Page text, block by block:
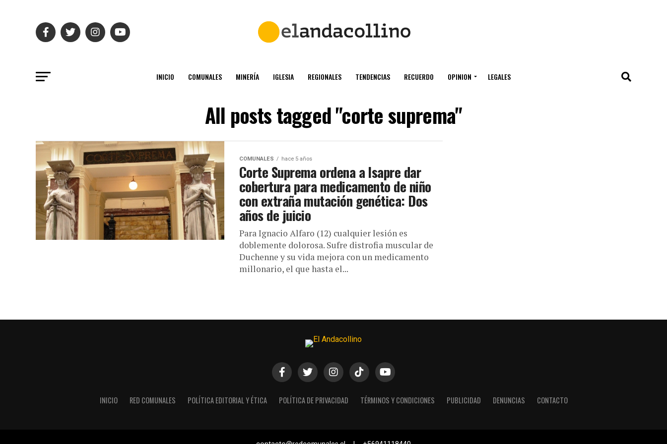
INICIO COMUNALES MINERÍA IGLESIA REGIONALES TENDENCIAS RECUERDO OPINION LEGALES
All posts tagged "corte suprema"
COMUNALES hace 5 años
Corte Suprema ordena a Isapre dar
cobertura para medicamento de niño
con extraña mutación genética: Dos
años de juicio
Para Ignacio Alfaro (12) cualquier lesión es
doblemente dolorosa. Sufre distrofia muscular de
Duchenne y su vida mejora con un medicamento
millonario, el que hasta el...
INICIO RED COMUNALES POLÍTICA EDITORIAL Y ÉTICA POLÍTICA DE PRIVACIDAD TÉRMINOS Y CONDICIONES PUBLICIDAD DENUNCIAS CONTACTO